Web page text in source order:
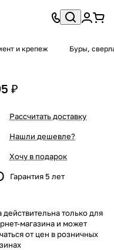
и крепеж Буры,
₽
Рассчитать доставку
Нашли дешевле?
Хочу в подарок
Гарантия 5 лет
действительна только для
магазина и может
от цен в розничных